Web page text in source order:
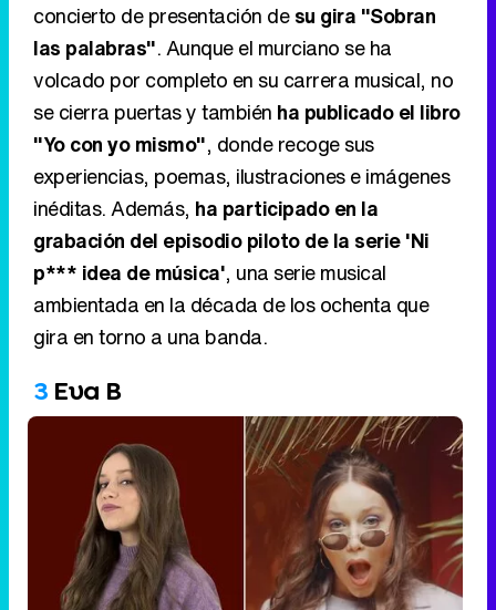
concierto de presentación desu gira "Sobran
las palabras". Aunque el murciano se ha
volcado por completo en su carrera musical, no
se cierra puertas y también ha publicado el libro
"Yo con yo mismo", donde recoge sus
experiencias, poemas, ilustraciones e imágenes
inéditas. Además, ha participado en la
grabación del episodio piloto de la serie 'Ni
p*** idea de música', una serie musical
ambientada en la década de los ochenta que
gira en torno a una banda.
3 Eva B